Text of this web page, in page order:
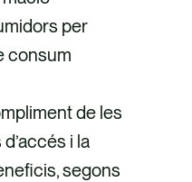
per
consum
de les
i la
segons